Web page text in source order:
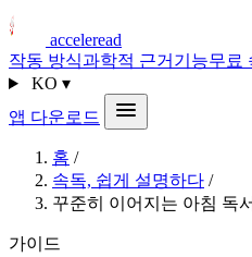
acceleread
작동 방식과학적 근거 기능무료
KO ▾
앱 다운로드
홈 /
속독, 쉽게 설명하다 /
꾸준히 이어지는 아침 독
가이드